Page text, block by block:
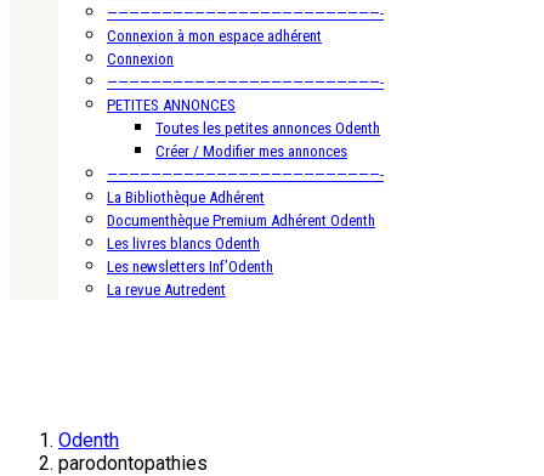
—————————————————————————-
Connexion à mon espace adhérent
Connexion
—————————————————————————-
PETITES ANNONCES
Toutes les petites annonces Odenth
Créer / Modifier mes annonces
—————————————————————————-
La Bibliothèque Adhérent
Documenthèque Premium Adhérent Odenth
Les livres blancs Odenth
Les newsletters Inf’Odenth
La revue Autredent
Odenth
parodontopathies